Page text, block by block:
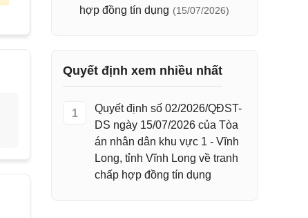
hợp đồng tín dụng (15/07/2026)
Quyết định xem nhiều nhất
1
Quyết định số 02/2026/QĐST-
DS ngày 15/07/2026 của Tòa
án nhân dân khu vực 1 - Vĩnh
Long, tỉnh Vĩnh Long về tranh
chấp hợp đồng tín dụng